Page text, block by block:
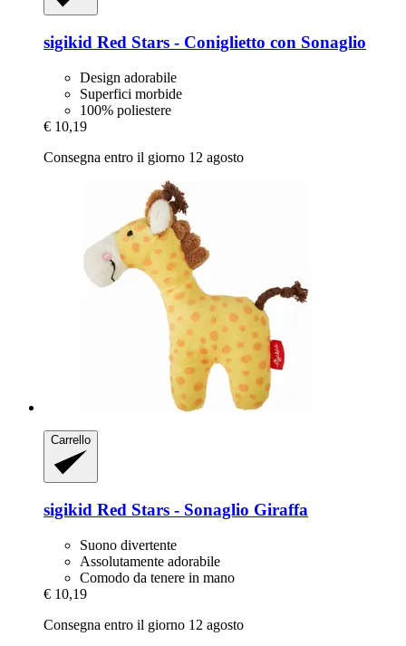
sigikid Red Stars -​ Coniglietto con Sonaglio
Design adorabile
Superfici morbide
100% poliestere
€ 10,19
Consegna entro il giorno 12 agosto
Carrello
sigikid Red Stars -​ Sonaglio Giraffa
Suono divertente
Assolutamente adorabile
Comodo da tenere in mano
€ 10,19
Consegna entro il giorno 12 agosto